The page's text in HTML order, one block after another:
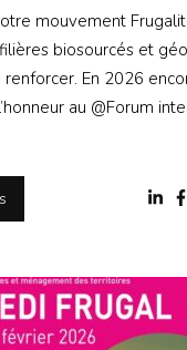
mouvement
biosourcés et
En 2026
au @Forum